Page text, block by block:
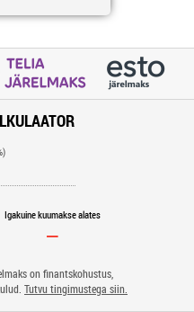
Igakuine kuumakse alates
on finantskohustus,
Tutvu tingimustega siin.